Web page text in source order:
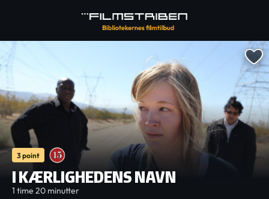
3 point
I KÆRLIGHEDENS NAVN
1 time 20 minutter